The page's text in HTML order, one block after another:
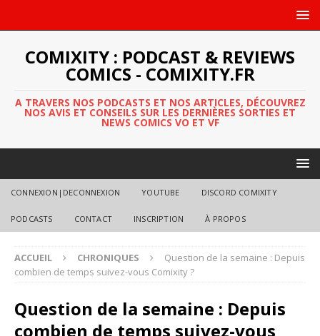
COMIXITY : PODCAST & REVIEWS
COMICS - COMIXITY.FR
A TRAVERS NOS PODCASTS ET NOS ARTICLES, DÉCOUVREZ
NOS AVIS ET CONSEILS SUR LES DERNIÈRES SORTIES ET
NEWS COMICS VO ET VF
CONNEXION|DECONNEXION YOUTUBE DISCORD COMIXITY
PODCASTS CONTACT INSCRIPTION À PROPOS
ACCUEIL CHRONIQUES
Question de la semaine : Depuis
combien de temps suivez-vous Comixity ?
Question de la semaine : Depuis
combien de temps suivez-vous